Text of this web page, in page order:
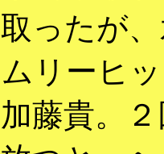
ったが
リーヒ
藤貴。